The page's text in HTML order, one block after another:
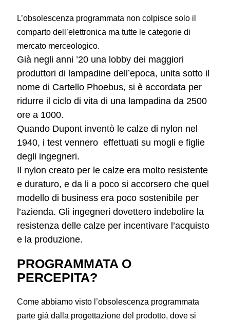
L’obsolescenza programmata non colpisce solo il
comparto dell’elettronica ma tutte le categorie di
mercato merceologico.
Già negli anni ’20 una lobby dei maggiori
produttori di lampadine dell’epoca, unita sotto il
nome di Cartello Phoebus, si è accordata per
ridurre il ciclo di vita di una lampadina da 2500
ore a 1000.
Quando Dupont inventò le calze di nylon nel
1940, i test vennero effettuati su mogli e figlie
degli ingegneri.
Il nylon creato per le calze era molto resistente
e duraturo, e da li a poco si accorsero che quel
modello di business era poco sostenibile per
l’azienda. Gli ingegneri dovettero indebolire la
resistenza delle calze per incentivare l’acquisto
e la produzione.
PROGRAMMATA O
PERCEPITA?
Come abbiamo visto l’obsolescenza programmata
parte già dalla progettazione del prodotto, dove si